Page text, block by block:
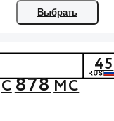
Выбрать
С878МС
45